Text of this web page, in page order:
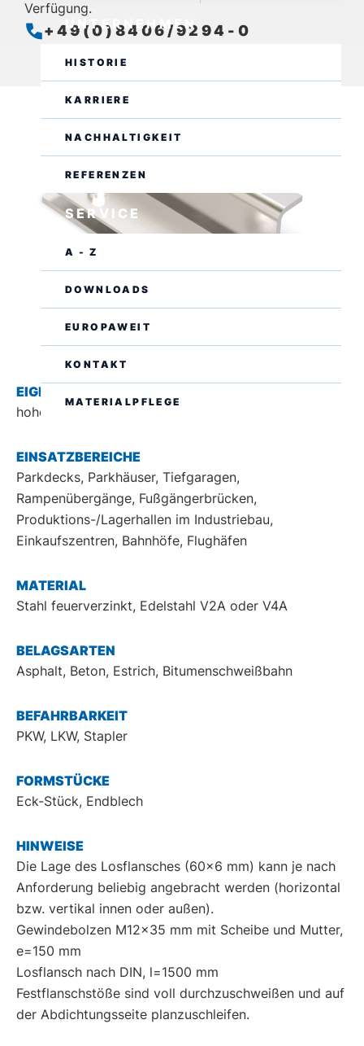
UNTERNEHMEN
HISTORIE
KARRIERE
NACHHALTIGKEIT
REFERENZEN
SERVICE
A - Z
DOWNLOADS
EUROPAWEIT
KONTAKT
MATERIALPFLEGE
Verfügung.
+49(0)8406/9294-0
EIGENSCHAFTEN
hoher Kantenschutz, fachgerechte Belagstrennung
EINSATZBEREICHE
Parkdecks, Parkhäuser, Tiefgaragen,
Rampenübergänge, Fußgängerbrücken,
Produktions-/Lagerhallen im Industriebau,
Einkaufszentren, Bahnhöfe, Flughäfen
MATERIAL
Stahl feuerverzinkt, Edelstahl V2A oder V4A
BELAGSARTEN
Asphalt, Beton, Estrich, Bitumenschweißbahn
BEFAHRBARKEIT
PKW, LKW, Stapler
FORMSTÜCKE
Eck-Stück, Endblech
HINWEISE
Die Lage des Losflansches (60x6 mm) kann je nach
Anforderung beliebig angebracht werden (horizontal
bzw. vertikal innen oder außen).
Gewindebolzen M12x35 mm mit Scheibe und Mutter,
e=150 mm
Losflansch nach DIN, l=1500 mm
Festflanschstöße sind voll durchzuschweißen und auf
der Abdichtungsseite planzuschleifen.